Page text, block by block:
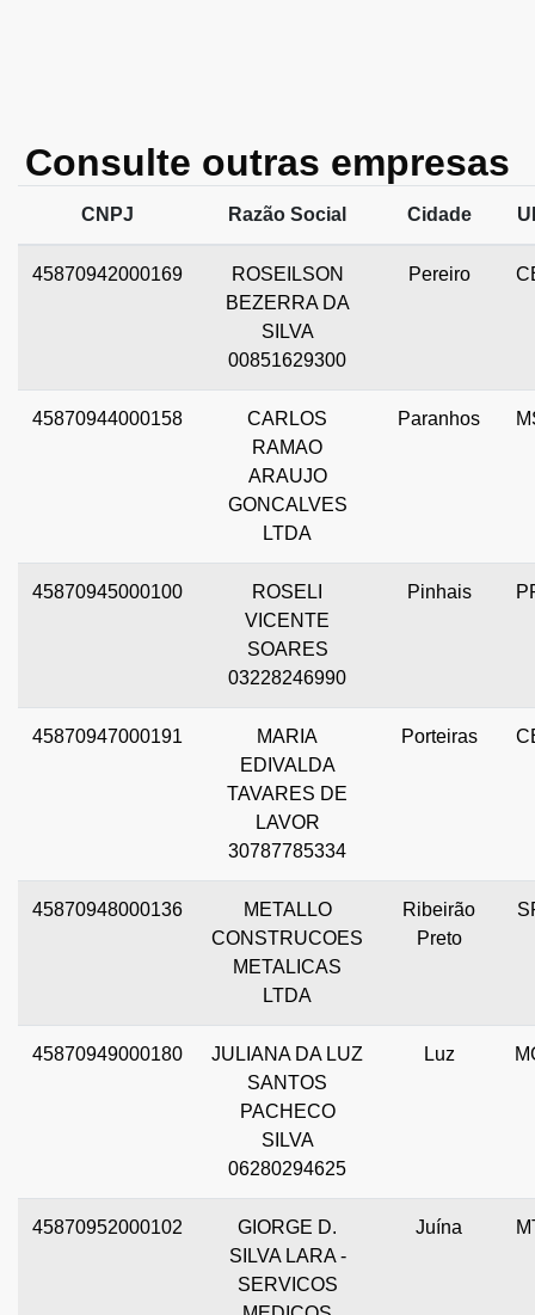
Consulte outras empresas
CNPJ Razão Social Cidade
45870942000169
ROSEILSON
BEZERRA DA
SILVA
00851629300
Pereiro
45870944000158
CARLOS
RAMAO
ARAUJO
GONCALVES
LTDA
Paranhos
45870945000100
ROSELI
VICENTE
SOARES
03228246990
Pinhais
45870947000191
MARIA
EDIVALDA
TAVARES DE
LAVOR
30787785334
Porteiras
45870948000136
METALLO
CONSTRUCOES
METALICAS
LTDA
Ribeirão
Preto
45870949000180
JULIANA DA LUZ
SANTOS
PACHECO
SILVA
06280294625
Luz
45870952000102
GIORGE D.
SILVA LARA -
SERVICOS
Juína